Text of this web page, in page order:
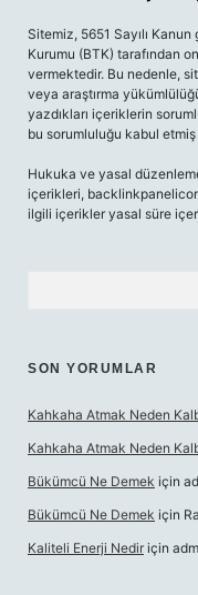
Sitemiz, 5651 Sayılı
Kurumu (BTK) tarafından
vermektedir. Bu nedenle,
veya araştırma
yazdıkları içeriklerin
bu sorumluluğu kabul etmiş
Hukuka ve yasal
içerikleri,
ilgili içerikler yasal süre
SON YORUMLAR
Kahkaha Atmak Neden
Kahkaha Atmak Neden
Bükümcü Ne Demek için
Bükümcü Ne Demek için
Kaliteli Enerji Nedir için